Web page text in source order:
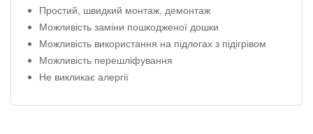
Простий, швидкий монтаж, демонтаж
Можливість заміни пошкодженої дошки
Можливість використання на підлогах з підігрівом
Можливість перешліфування
Не викликає алергії